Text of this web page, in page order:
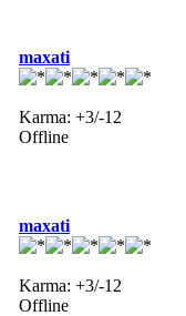
maxati
Karma: +3/-12
Offline
maxati
Karma: +3/-12
Offline